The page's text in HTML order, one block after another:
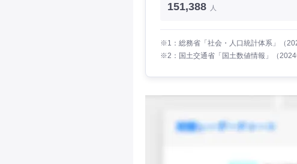
151,388 人
※1：総務省「社会・人口統計体系」（
※2：国土交通省「国土数値情報」（2024